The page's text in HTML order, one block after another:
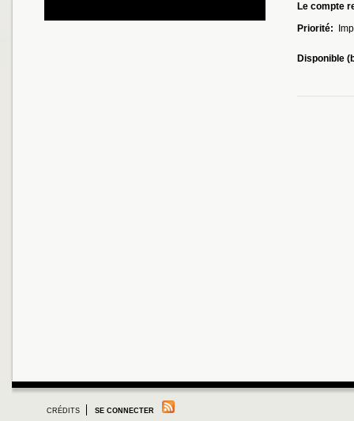
Le compte
Priorité:
Disponible
CRÉDITS SE CONNECTER